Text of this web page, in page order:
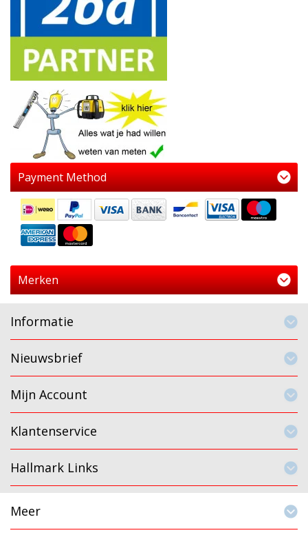
Payment Method
Merken
Informatie
Nieuwsbrief
Mijn Account
Klantenservice
Hallmark Links
Meer